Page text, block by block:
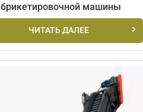
брикетировочной машины
ЧИТАТЬ ДАЛЕЕ